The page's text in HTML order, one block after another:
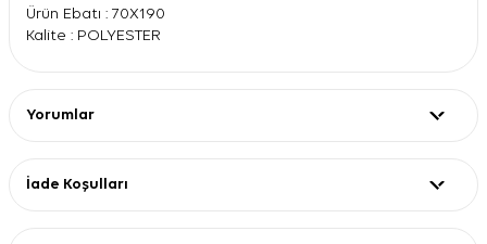
Ürün Ebatı : 70X190
Kalite : POLYESTER
Yorumlar
İade Koşulları